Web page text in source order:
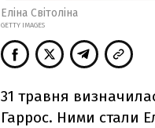
Еліна Світоліна
GETTY IMAGES
31 травня
Гаррос. Ними стали